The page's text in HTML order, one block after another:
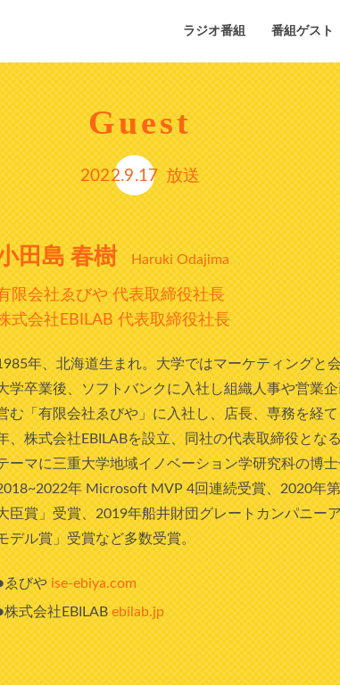
ラジオ番組 番組ゲスト
Guest
2022.9.17 放送
田島 春樹 Haruki Odajima
限会社ゑびや 代表取締役社長
式会社EBILAB 代表取締役社長
年、北海道生まれ。大学ではマーケティングと
学卒業後、ソフトバンクに入社し組織人事や営業
む「有限会社ゑびや」に入社し、店長、専務を経
、株式会社EBILABを設立、同社の代表取締役とな
ーマに三重大学地域イノベーション学研究科の博
年 Microsoft MVP 4回連続受賞、2020年
臣賞」受賞、2019年船井財団グレートカンパニー
デル賞」受賞など多数受賞。
ゑびやise-ebiya.com
株式会社EBILABebilab.jp